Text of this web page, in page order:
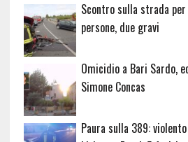
Scontro sulla strada
persone, due gravi
Omicidio a Bari Sardo,
Simone Concas
Paura sulla 389: